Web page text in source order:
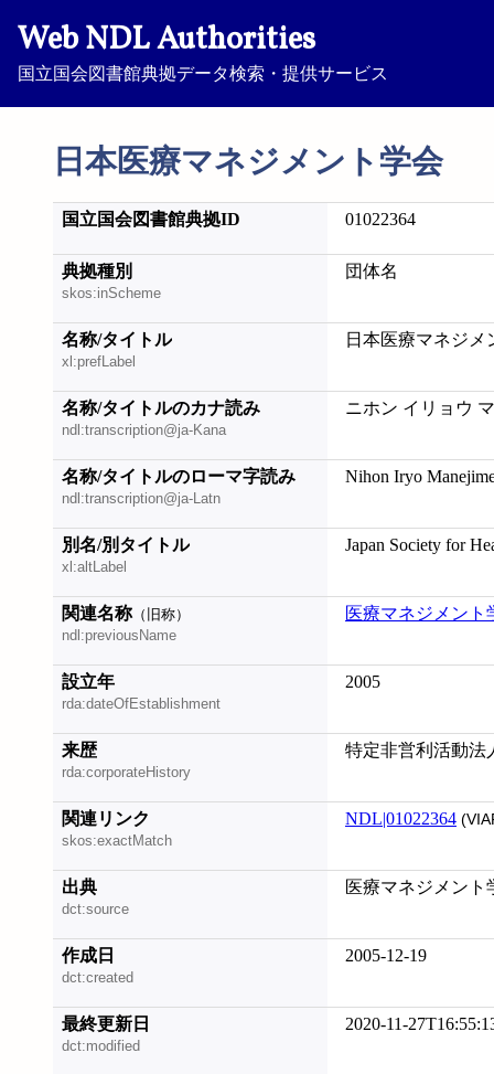
Web NDL Authorities
国立国会図書館典拠データ検索・提供サービス
日本医療マネジメント学会
国立国会図書館典拠ID 01022364
典拠種別
skos:inScheme
団体名
名称/タイトル
xl:prefLabel
日本医療マネジメ
名称/タイトルのカナ読み
ndl:transcription@ja-Kana
ニホン イリョウ
名称/タイトルのローマ字読み
ndl:transcription@ja-Latn
Nihon Iryo
別名/別タイトル
xl:altLabel
Japan Society for
関連名称（旧称）
ndl:previousName
医療マネジメント
設立年
rda:dateOfEstablishment
2005
来歴
rda:corporateHistory
特定非営利活動法
関連リンク
skos:exactMatch
NDL|01022364
出典
dct:source
医療マネジメント
作成日
dct:created
2005-12-19
最終更新日
dct:modified
2020-11-